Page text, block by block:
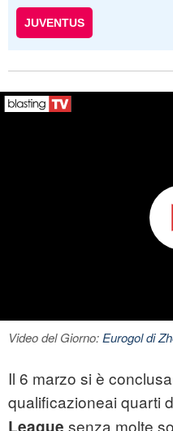
JUVENTUS
Video del Giorno: Eurogol di
Il 6 marzo si è
qualificazioneai quarti
League senza molte